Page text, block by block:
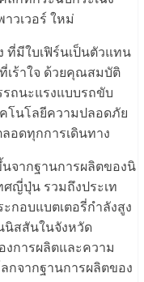
วเวอร์ ใหม่
ที่มีใบเฟิร์นเป็นตัวแทน
ร้าใจ ด้วยคุณสมบัติ
รถนะแรงแบบรถขับ
โนโลยีความปลอดภัย
อดทุกการเดินทาง
จากฐานการผลิตของนิ
ศญี่ปุ่น รวมถึงประเท
กอบแบตเตอรี่กำลังสูง
นิสสันในจังหวัด
การผลิตและความ
กจากฐานการผลิตของ